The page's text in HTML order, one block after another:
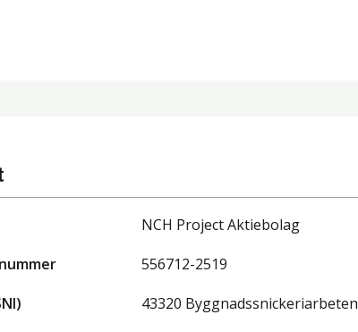
NCH Project Aktiebolag
556712-2519
43320 Byggnadssnickeriarbeten